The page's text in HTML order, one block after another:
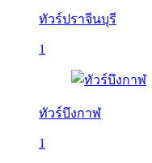
ทัวร์ปราจีนบุรี
1
ทัวร์บึงกาฬ
1